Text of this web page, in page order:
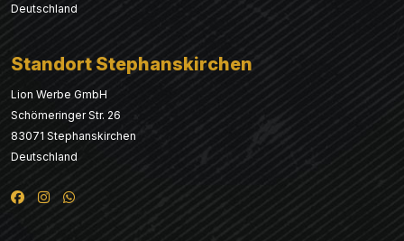
Deutschland
Standort Stephanskirchen
Lion Werbe GmbH
Schömeringer Str. 26
83071 Stephanskirchen
Deutschland